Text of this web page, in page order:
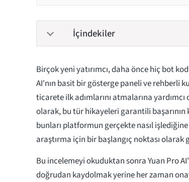
İçindekiler
Birçok yeni yatırımcı, daha önce hiç bot
AI'nın basit bir gösterge paneli ve rehberli
ticarete ilk adımlarını atmalarına
olarak, bu tür hikayeleri garantili
bunları platformun gerçekte nasıl
araştırma için bir başlangıç noktası olarak
Bu incelemeyi okuduktan sonra Yuan Pro
doğrudan kaydolmak yerine her zaman